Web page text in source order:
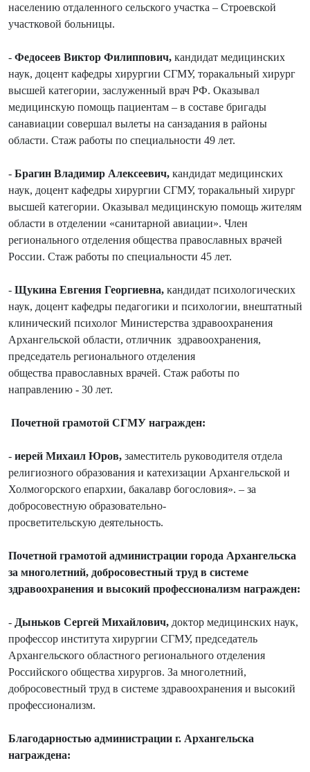
населению отдаленного сельского участка – Строевской
участковой больницы.
- Федосеев Виктор Филиппович, кандидат медицинских
наук, доцент кафедры хирургии СГМУ, торакальный хирург
высшей категории, заслуженный врач РФ. Оказывал
медицинскую помощь пациентам – в составе бригады
санавиации совершал вылеты на санзадания в районы
области. Стаж работы по специальности 49 лет.
- Брагин Владимир Алексеевич, кандидат медицинских
наук, доцент кафедры хирургии СГМУ, торакальный хирург
высшей категории. Оказывал медицинскую помощь жителям
области в отделении «санитарной авиации». Член
регионального отделения общества православных врачей
России. Стаж работы по специальности 45 лет.
- Щукина Евгения Георгиевна, кандидат психологических
наук, доцент кафедры педагогики и психологии, внештатный
клинический психолог Министерства здравоохранения
Архангельской области, отличник здравоохранения,
председатель регионального отделения
общества православных врачей. Стаж работы по
направлению - 30 лет.
Почетной грамотой СГМУ награжден:
- иерей Михаил Юров, заместитель руководителя отдела
религиозного образования и катехизации Архангельской и
Холмогорского епархии, бакалавр богословия». – за
добросовестную образовательно-
просветительскую деятельность.
Почетной грамотой администрации города Архангельска
за многолетний, добросовестный труд в системе
здравоохранения и высокий профессионализм награжден:
- Дыньков Сергей Михайлович, доктор медицинских наук,
профессор института хирургии СГМУ, председатель
Архангельского областного регионального отделения
Российского общества хирургов. За многолетний,
добросовестный труд в системе здравоохранения и высокий
профессионализм.
Благодарностью администрации г. Архангельска
награждена: